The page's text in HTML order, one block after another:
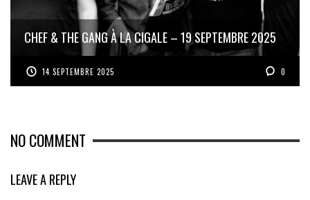
CHEF & THE GANG À LA CIGALE – 19 SEPTEMBRE 2025
14 SEPTEMBRE 2025 0
NO COMMENT
LEAVE A REPLY